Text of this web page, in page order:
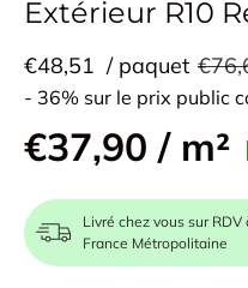
Extérieur R10
€48,51 / paquet
- 36% sur le prix public
€37,90 / m²
Livré chez vous sur RDV
France Métropolitaine